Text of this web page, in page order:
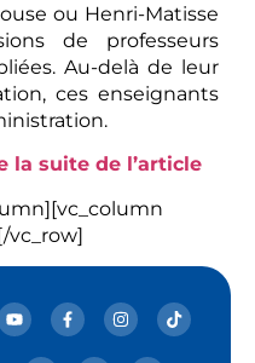
ou Henri-Matisse
de professeurs
Au-delà de leur
ces enseignants
la suite de l’article
vc_row]